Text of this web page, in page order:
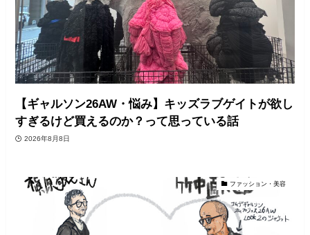
【ギャルソン26AW・悩み】キッズラブゲイトが欲し
すぎるけど買えるのか？って思っている話
2026年8月8日
ファッション・美容